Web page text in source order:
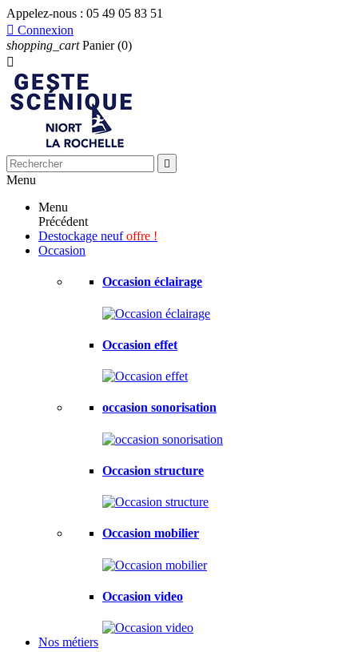
Appelez-nous : 05 49 05 83 51
 Connexion
shopping_cart Panier (0)


Menu
Menu
Précédent
Destockage neufoffre !
Occasion
Occasion éclairage
Occasion effet
occasion sonorisation
Occasion structure
Occasion mobilier
Occasion video
Nos métiers